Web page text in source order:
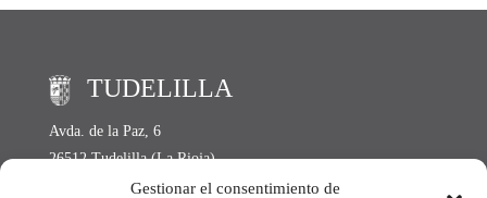
Gestionar el consentimiento de
TUDELILLA
Avda. de la Paz, 6
26512 Tudelilla (La Rioja)
Lunes a Viernes de 11:00 h. a 14:00 h.